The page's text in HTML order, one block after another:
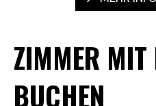
ZIMMER
BUCHEN